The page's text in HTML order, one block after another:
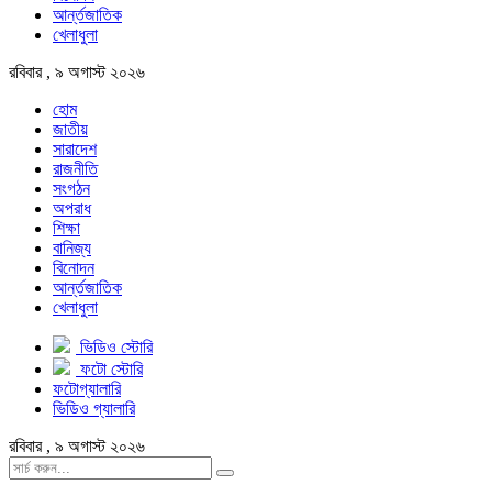
আর্ন্তজাতিক
খেলাধুলা
রবিবার , ৯ অগাস্ট ২০২৬
হোম
জাতীয়
সারাদেশ
রাজনীতি
সংগঠন
অপরাধ
শিক্ষা
বানিজ্য
বিনোদন
আর্ন্তজাতিক
খেলাধুলা
ভিডিও স্টোরি
ফটো স্টোরি
ফটোগ্যালারি
ভিডিও গ্যালারি
রবিবার , ৯ অগাস্ট ২০২৬